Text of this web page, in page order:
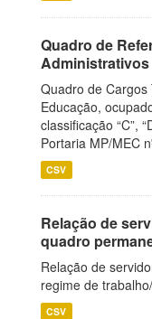
Quadro de
Administrativos
Quadro de Cargos
Educação,
classificação “C”,
Portaria MP/MEC
CSV
Relação de
quadro
Relação de
regime de
CSV